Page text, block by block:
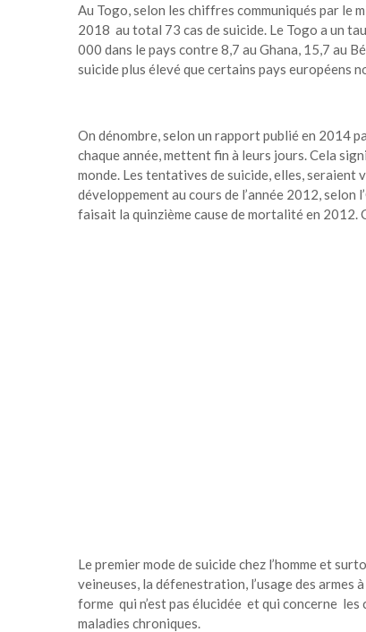
Au Togo, selon les chiffres communiqués par le
2018 au total 73 cas de suicide. Le Togo a un
000 dans le pays contre 8,7 au Ghana, 15,7 au
suicide plus élevé que certains pays européens
On dénombre, selon un rapport publié en 2014
chaque année, mettent fin à leurs jours. Cela
monde. Les tentatives de suicide, elles, seraient
développement au cours de l’année 2012, selon
faisait la quinzième cause de mortalité en 2012.
Le premier mode de suicide chez l’homme et
veineuses, la défenestration, l’usage des armes
forme qui n’est pas élucidée et qui concerne
maladies chroniques.